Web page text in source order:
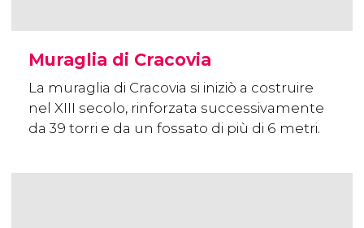
Muraglia di Cracovia
La muraglia di Cracovia si iniziò a costruire
nel XIII secolo, rinforzata successivamente
da 39 torri e da un fossato di più di 6 metri.